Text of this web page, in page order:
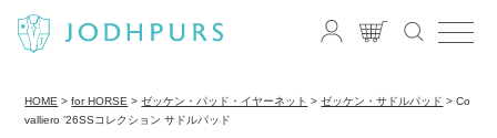
HOME for HORSE ゼッケン・パッド・イヤーネット ゼッケン・サドルパッド
Co
valliero ’26SSコレクション サドルパッド